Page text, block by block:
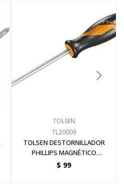
TOLSEN
TL20009
TOLSEN DESTORNILLADOR
PHILLIPS MAGNÉTICO
PH3X150MM
$ 99